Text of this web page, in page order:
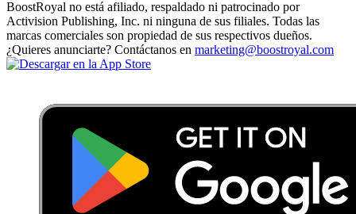
BoostRoyal no está afiliado, respaldado ni patrocinado por
Activision Publishing, Inc. ni ninguna de sus filiales. Todas las
marcas comerciales son propiedad de sus respectivos dueños.
¿Quieres anunciarte? Contáctanos en marketing@boostroyal.com